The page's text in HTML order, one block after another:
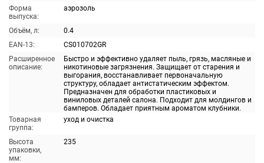
Форма
выпуска:
аэрозоль
Объём, л:
0.4
EAN-13:
CS010702GR
Расширенное
описание:
Быстро и эффективно удаляет пыль, грязь, масляные и
никотиновые загрязнения. Защищает от старения и
выгорания, восстанавливает первоначальную
структуру, обладает антистатическим эффектом.
Предназначен для обработки пластиковых и
виниловых деталей салона. Подходит для молдингов и
бамперов. Обладает приятным ароматом клубники.
Товарная
группа:
уход и очистка
Высота
упаковки,
мм:
235